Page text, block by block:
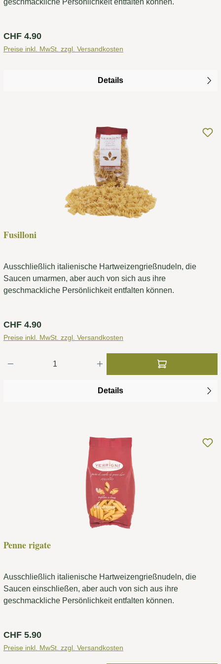
Regulärer Preis:
CHF 4.90
Preise inkl. MwSt. zzgl. Versandkosten
Details
Fusilloni
Ausschließlich italienische Hartweizengrießnudeln, die
Saucen umarmen, aber auch von sich aus ihre
geschmackliche Persönlichkeit entfalten können.
Regulärer Preis:
CHF 4.90
Preise inkl. MwSt. zzgl. Versandkosten
Produkt Anzahl: Gib den gewünschten
Details
Penne rigate
Ausschließlich italienische Hartweizengrießnudeln, die
Saucen einschließen, aber auch von sich aus ihre
geschmackliche Persönlichkeit entfalten können.
Regulärer Preis:
CHF 5.90
Preise inkl. MwSt. zzgl. Versandkosten